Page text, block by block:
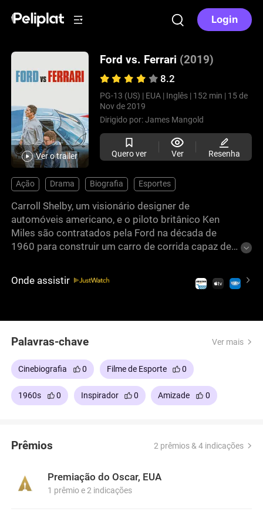
Login
Ver o trailer
Ford vs. Ferrari (2019)
8.2
PG-13 (US) | EUA | Inglês | 152 min | 15 de
Nov de 2019
Dirigido por:James Mangold
Quero ver Ver Resenha
Ação Drama Biografia Esportes
Carroll Shelby, um visionário designer de
automóveis americano, e o piloto britânico Ken
Miles são contratados pela Ford na década de
1960 para construir um carro de corrida capaz de
Mans, uma exaustiva corrida de resistência que
testa velocidade, vigor e engenharia. Baseado em
Onde assistir
Palavras-chave Ver mais
Cinebiografia 0 Filme de Esporte 0
1960s 0 Inspirador 0 Amizade 0
Prêmios 2 prêmios & 4 indicações
Premiação do Oscar, EUA
1 prêmio e 2 indicações